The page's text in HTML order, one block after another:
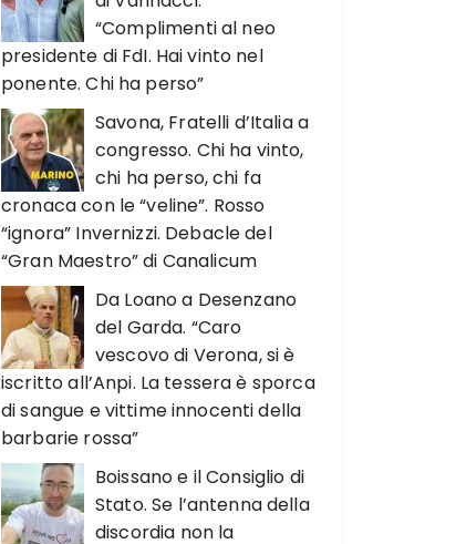
“Complimenti al neo
presidente di FdI. Hai vinto nel
ponente. Chi ha perso”
Savona, Fratelli d’Italia a
congresso. Chi ha vinto,
chi ha perso, chi fa
cronaca con le “veline”. Rosso
“ignora” Invernizzi. Debacle del
“Gran Maestro” di Canalicum
Da Loano a Desenzano
del Garda. “Caro
vescovo di Verona, si è
iscritto all’Anpi. La tessera è sporca
di sangue e vittime innocenti della
barbarie rossa”
Boissano e il Consiglio di
Stato. Se l’antenna della
discordia non la